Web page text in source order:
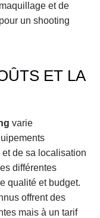
et de
un shooting
ET LA
varie
de sa localisation
différentes
qualité et budget.
offrent des
mais à un tarif